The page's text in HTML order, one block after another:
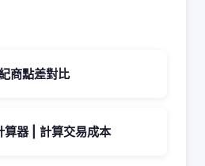
商點差對比
算器 | 計算交易成本